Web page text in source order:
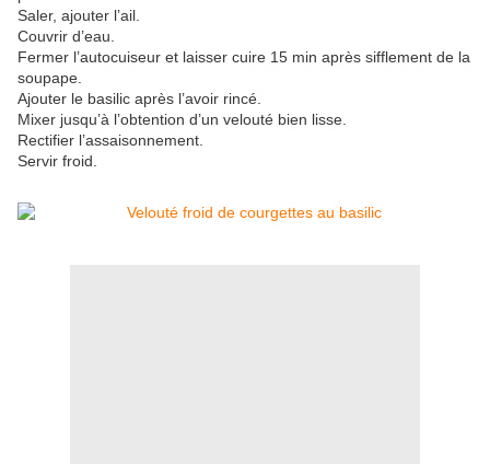
Saler, ajouter l’ail.
Couvrir d’eau.
Fermer l’autocuiseur et laisser cuire 15 min après sifflement de la
soupape.
Ajouter le basilic après l’avoir rincé.
Mixer jusqu’à l’obtention d’un velouté bien lisse.
Rectifier l’assaisonnement.
Servir froid.